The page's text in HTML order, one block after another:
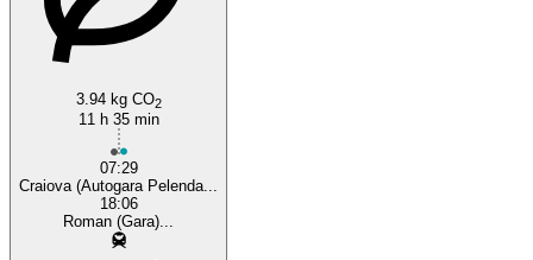
3.94 kg CO2
11 h 35 min
07:29
Craiova (Autogara Pelenda...
18:06
Roman (Gara)...